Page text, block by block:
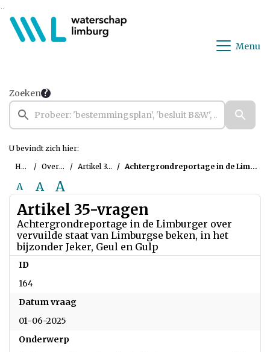
Ga naar de inhoud van deze pagina
Menu
Zoeken
U bevindt zich hier:
Home
Overzichten Artikel 35-vragen Achtergrondreportage in de Limburger over vervuilde staat van Limburgse beken, in het bijzonder Jeker, Geul en Gulp
A A A
Artikel 35-vragen
Achtergrondreportage in de Limburger over
vervuilde staat van Limburgse beken, in het
bijzonder Jeker, Geul en Gulp
ID
164
Datum vraag
01-06-2025
Onderwerp